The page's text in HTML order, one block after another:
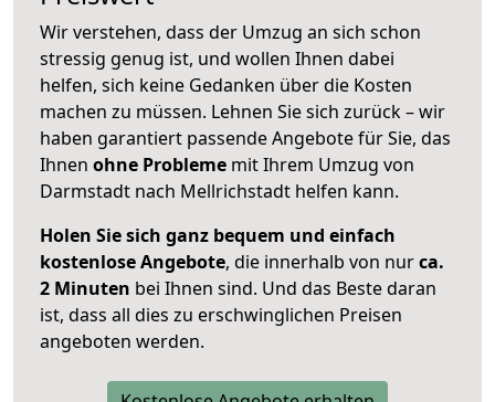
Wir verstehen, dass der Umzug an sich schon
stressig genug ist, und wollen Ihnen dabei
helfen, sich keine Gedanken über die Kosten
machen zu müssen. Lehnen Sie sich zurück – wir
haben garantiert passende Angebote für Sie, das
Ihnen ohne Probleme mit Ihrem Umzug von
Darmstadt nach Mellrichstadt helfen kann.
Holen Sie sich ganz bequem und einfach
kostenlose Angebote, die innerhalb von nurca.
2 Minuten bei Ihnen sind. Und das Beste daran
ist, dass all dies zu erschwinglichen Preisen
angeboten werden.